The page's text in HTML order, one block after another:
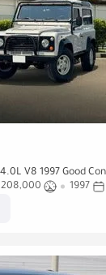
1997
208,000 كيلومتر